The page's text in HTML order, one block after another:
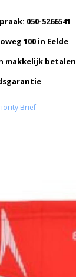
050-5266541
100 in Eelde
makkelijk betalen
Brief